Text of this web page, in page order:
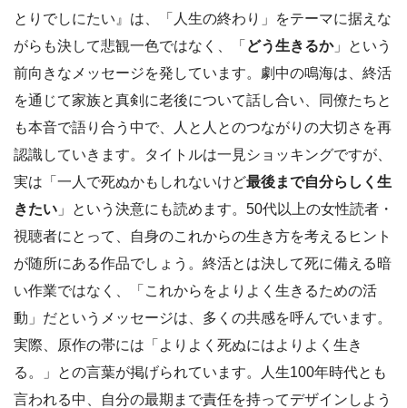
とりでしにたい』は、「人生の終わり」をテーマに据えな
がらも決して悲観一色ではなく、「 どう生きるか」という
前向きなメッセージを発しています。劇中の鳴海は、終活
を通じて家族と真剣に老後について話し合い、同僚たちと
も本音で語り合う中で、人と人とのつながりの大切さを再
認識していきます。タイトルは一見ショッキングですが、
実は「一人で死ぬかもしれないけど最後まで自分らしく生
きたい 」という決意にも読めます。50代以上の女性読者・
視聴者にとって、自身のこれからの生き方を考えるヒント
が随所にある作品でしょう。終活とは決して死に備える暗
い作業ではなく、「これからをよりよく生きるための活
動」だというメッセージは、多くの共感を呼んでいます。
実際、原作の帯には「よりよく死ぬにはよりよく生き
る。」との言葉が掲げられています。人生100年時代とも
言われる中、自分の最期まで責任を持ってデザインしよう